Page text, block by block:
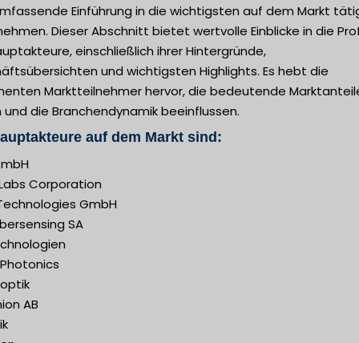
Einführung in die wichtigsten auf dem Markt
Dieser Abschnitt bietet wertvolle Einblicke in die
einschließlich ihrer Hintergründe,
und wichtigsten Highlights. Es hebt die
Marktteilnehmer hervor, die bedeutende
die Branchendynamik beeinflussen.
auf dem Markt sind:
Corporation
GmbH
SA
AB